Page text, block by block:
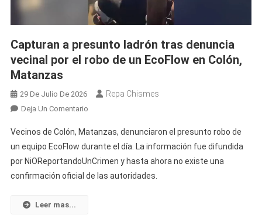
Y
De
Con
Privilegios
Capturan a presunto ladrón tras denuncia
vecinal por el robo de un EcoFlow en Colón,
Matanzas
29 De Julio De 2026 Repa Chismes
Deja Un ComentarioEn
A
Presunto
Ladrón
Tras
Vecinos de Colón, Matanzas, denunciaron el presunto robo de
un equipo EcoFlow durante el día. La información fue difundida
por NiOReportandoUnCrimen y hasta ahora no existe una
confirmación oficial de las autoridades.
Leer mas...